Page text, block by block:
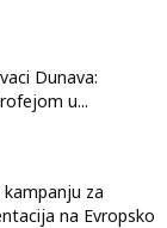
Dunava:
u...
za
na Evropsko